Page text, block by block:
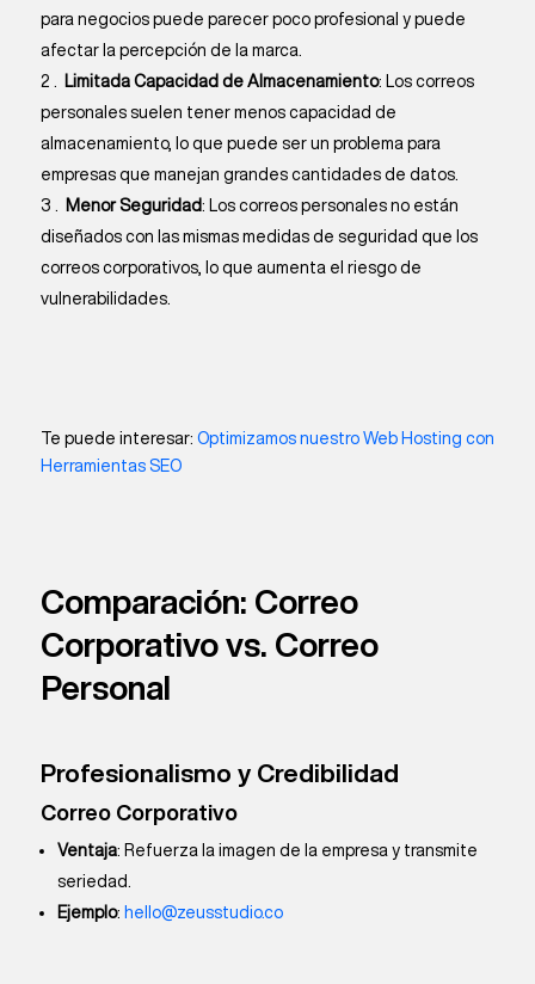
para negocios puede parecer poco profesional y puede
afectar la percepción de la marca.
Limitada Capacidad de Almacenamiento: Los correos
personales suelen tener menos capacidad de
almacenamiento, lo que puede ser un problema para
empresas que manejan grandes cantidades de datos.
Menor Seguridad: Los correos personales no están
diseñados con las mismas medidas de seguridad que los
correos corporativos, lo que aumenta el riesgo de
vulnerabilidades.
Te puede interesar: Optimizamos nuestro Web Hosting con
Herramientas SEO
Comparación: Correo
Corporativo vs. Correo
Personal
Profesionalismo y Credibilidad
Correo Corporativo
Ventaja: Refuerza la imagen de la empresa y transmite
seriedad.
Ejemplo: hello@zeusstudio.co